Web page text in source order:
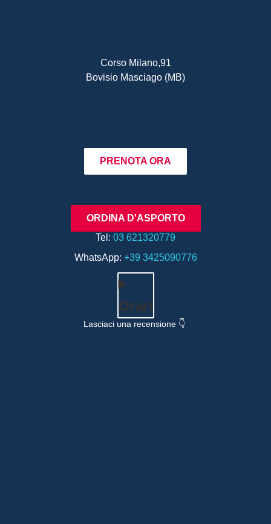
Corso Milano,91
Bovisio Masciago (MB)
PRENOTA ORA
ORDINA D'ASPORTO
Tel: 03 621320779
WhatsApp: +39 3425090776
Orari
Lasciaci una recensione 👇